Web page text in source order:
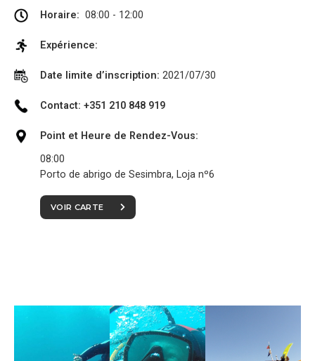
Horaire: 08:00 - 12:00
Expérience:
Date limite d’inscription: 2021/07/30
Contact: +351 210 848 919
Point et Heure de Rendez-Vous:
08:00
Porto de abrigo de Sesimbra, Loja nº6
VOIR CARTE